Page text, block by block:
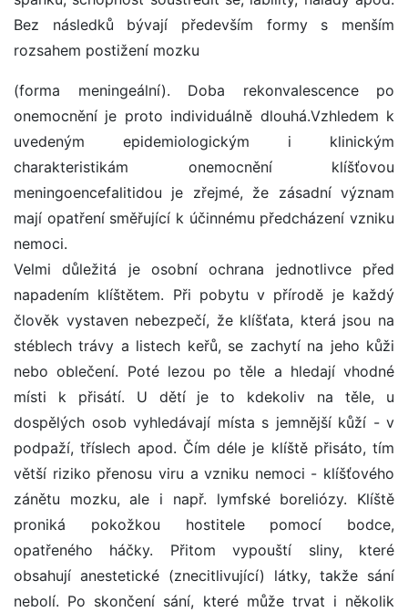
Bez následků bývají především formy s menším
rozsahem postižení mozku
(forma meningeální). Doba rekonvalescence po
onemocnění je proto individuálně dlouhá.Vzhledem k
uvedeným epidemiologickým i klinickým
charakteristikám onemocnění klíšťovou
meningoencefalitidou je zřejmé, že zásadní význam
mají opatření směřující k účinnému předcházení vzniku
nemoci.
Velmi důležitá je osobní ochrana jednotlivce před
napadením klíštětem. Při pobytu v přírodě je každý
člověk vystaven nebezpečí, že klíšťata, která jsou na
stéblech trávy a listech keřů, se zachytí na jeho kůži
nebo oblečení. Poté lezou po těle a hledají vhodné
místi k přisátí. U dětí je to kdekoliv na těle, u
dospělých osob vyhledávají místa s jemnější kůží - v
podpaží, tříslech apod. Čím déle je klíště přisáto, tím
větší riziko přenosu viru a vzniku nemoci - klíšťového
zánětu mozku, ale i např. lymfské boreliózy. Klíště
proniká pokožkou hostitele pomocí bodce,
opatřeného háčky. Přitom vypouští sliny, které
obsahují anestetické (znecitlivující) látky, takže sání
nebolí. Po skončení sání, které může trvat i několik